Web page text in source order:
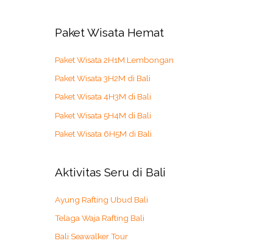
Paket Wisata Hemat
Paket Wisata 2H1M Lembongan
Paket Wisata 3H2M di Bali
Paket Wisata 4H3M di Bali
Paket Wisata 5H4M di Bali
Paket Wisata 6H5M di Bali
Aktivitas Seru di Bali
Ayung Rafting Ubud Bali
Telaga Waja Rafting Bali
Bali Seawalker Tour